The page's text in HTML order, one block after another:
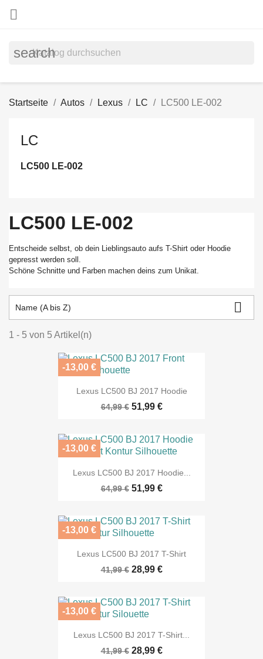

search
Startseite Autos Lexus LC LC500 LE-002
LC
LC500 LE-002
LC500 LE-002
Entscheide selbst, ob dein Lieblingsauto aufs T-Shirt oder Hoodie
gepresst werden soll.
Schöne Schnitte und Farben machen deins zum Unikat.
Name (A bis Z) 
1 - 5 von 5 Artikel(n)
Lexus LC500 BJ 2017 Hoodie
64,99 € 51,99 €
-13,00 €
Lexus LC500 BJ 2017 Hoodie...
64,99 € 51,99 €
-13,00 €
Lexus LC500 BJ 2017 T-Shirt
41,99 € 28,99 €
-13,00 €
Lexus LC500 BJ 2017 T-Shirt...
41,99 € 28,99 €
-13,00 €